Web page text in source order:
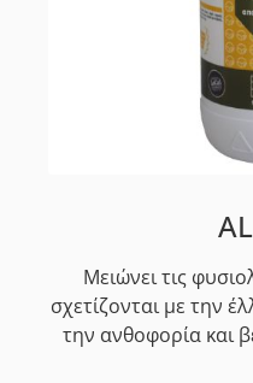
Μειώνει τις
σχετίζονται με την
την ανθοφορία και